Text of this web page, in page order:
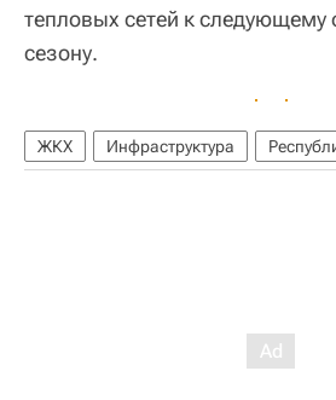
тепловых сетей к следующему
сезону.
ЖКХ Инфраструктура